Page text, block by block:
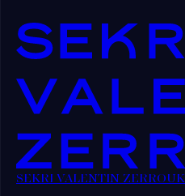
SEKRI VALENTIN ZERROUK